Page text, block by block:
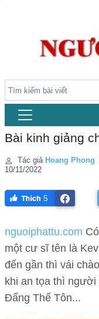
Bài kinh giảng
Tác giả Hoang Phong
10/11/2022
5
nguoiphattu.com
một cư sĩ tên là
đến gần thì vái
khi an tọa thì
Đấng Thế Tôn...